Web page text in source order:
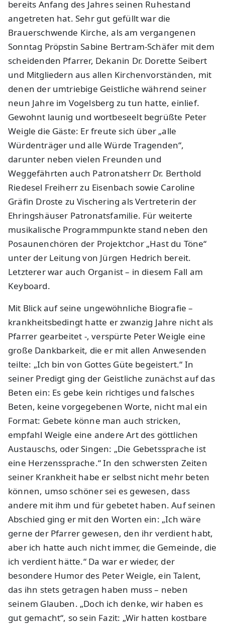
bereits Anfang des Jahres seinen Ruhestand
angetreten hat. Sehr gut gefüllt war die
Brauerschwende Kirche, als am vergangenen
Sonntag Pröpstin Sabine Bertram-Schäfer mit dem
scheidenden Pfarrer, Dekanin Dr. Dorette Seibert
und Mitgliedern aus allen Kirchenvorständen, mit
denen der umtriebige Geistliche während seiner
neun Jahre im Vogelsberg zu tun hatte, einlief.
Gewohnt launig und wortbeseelt begrüßte Peter
Weigle die Gäste: Er freute sich über „alle
Würdenträger und alle Würde Tragenden“,
darunter neben vielen Freunden und
Weggefährten auch Patronatsherr Dr. Berthold
Riedesel Freiherr zu Eisenbach sowie Caroline
Gräfin Droste zu Vischering als Vertreterin der
Ehringshäuser Patronatsfamilie. Für weiterte
musikalische Programmpunkte stand neben den
Posaunenchören der Projektchor „Hast du Töne“
unter der Leitung von Jürgen Hedrich bereit.
Letzterer war auch Organist – in diesem Fall am
Keyboard.
Mit Blick auf seine ungewöhnliche Biografie –
krankheitsbedingt hatte er zwanzig Jahre nicht als
Pfarrer gearbeitet -, verspürte Peter Weigle eine
große Dankbarkeit, die er mit allen Anwesenden
teilte: „Ich bin von Gottes Güte begeistert.“ In
seiner Predigt ging der Geistliche zunächst auf das
Beten ein: Es gebe kein richtiges und falsches
Beten, keine vorgegebenen Worte, nicht mal ein
Format: Gebete könne man auch stricken,
empfahl Weigle eine andere Art des göttlichen
Austauschs, oder Singen: „Die Gebetssprache ist
eine Herzenssprache.“ In den schwersten Zeiten
seiner Krankheit habe er selbst nicht mehr beten
können, umso schöner sei es gewesen, dass
andere mit ihm und für gebetet haben. Auf seinen
Abschied ging er mit den Worten ein: „Ich wäre
gerne der Pfarrer gewesen, den ihr verdient habt,
aber ich hatte auch nicht immer, die Gemeinde, die
ich verdient hätte.“ Da war er wieder, der
besondere Humor des Peter Weigle, ein Talent,
das ihn stets getragen haben muss – neben
seinem Glauben. „Doch ich denke, wir haben es
gut gemacht“, so sein Fazit: „Wir hatten kostbare